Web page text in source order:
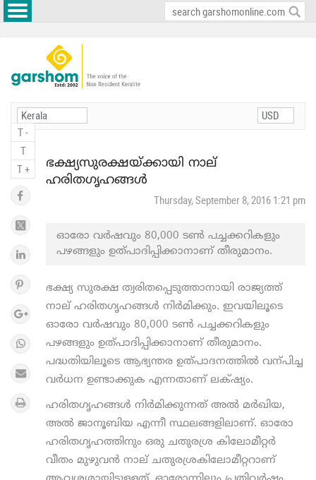
T -
T
T +
ഭക്ഷ്യസുരക്ഷയ്ക്കായി നാല്
ഹരിതഗൃഹങ്ങള്‍
Thursday, September 8, 2016 1:21 pm
ഓരോ വര്‍ഷവും 80,000 ടണ്‍ പച്ചക്കറികളും
പഴങ്ങളും ഉത്പാദിപ്പിക്കാനാണ് തീരുമാനം.
ഭക്ഷ്യ സുരക്ഷ ത്വരിതപ്പെടുത്താനായി രാജ്യത്ത്
നാല് ഹരിതഗൃഹങ്ങള്‍ നിര്‍മിക്കും. ഇവയിലൂടെ
ഓരോ വര്‍ഷവും 80,000 ടണ്‍ പച്ചക്കറികളും
പഴങ്ങളും ഉത്പാദിപ്പിക്കാനാണ് തീരുമാനം.
പദ്ധതിയിലൂടെ ആഭ്യന്തര ഉത്പാദനത്തില്‍ വന്പിച്ച
വര്‍ധന ഉണ്ടാക്കുക എന്നതാണ് ലക്‌ഷ്യം.
ഹരിതഗൃഹങ്ങള്‍ നിര്‍മിക്കുന്നത് അല്‍ മര്‍ഖിയ,
അല്‍ ജാനൂബിയ എന്നീ സ്ഥലങ്ങളിലാണ്. ഓരോ
ഹരിതഗൃഹത്തിനും ഒരു ചതുരശ്ര കിലോമീറ്റര്‍
വീതം മുഴുവന്‍ നാല് ചതുരശ്രകിലോമീറ്ററാണ്